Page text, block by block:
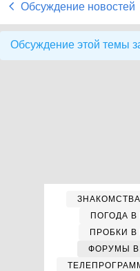
Обсуждение новостей
Обсуждение этой темы
ПОГОДА В
ПРОБКИ В
ФОРУМЫ В